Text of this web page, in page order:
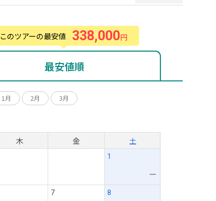
このツアーの最安値 338,000円
最安値順
1月 2月 3月
木 金 土
1
ー
7 8